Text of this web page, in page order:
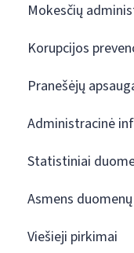
Mokesčių
Korupcijos
Pranešėjų
Administracinė
Statistiniai
Asmens
Viešieji pirkimai